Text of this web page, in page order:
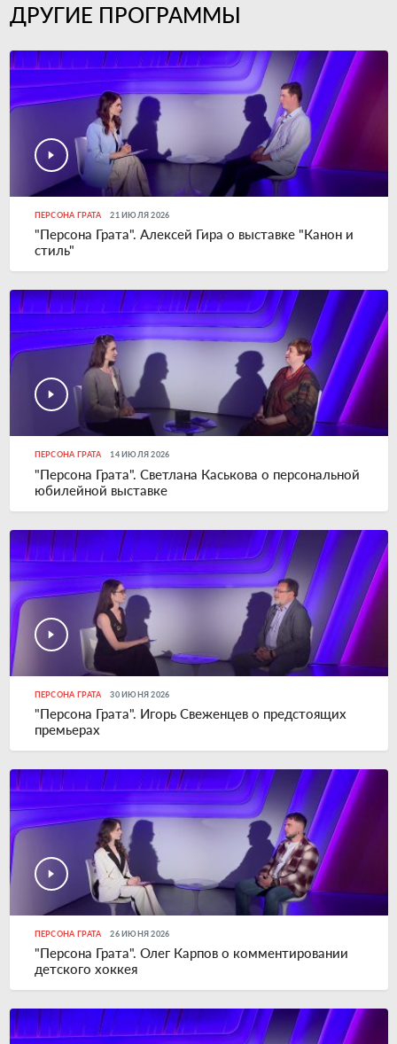
ДРУГИЕ ПРОГРАММЫ
ПЕРСОНА ГРАТА 21 ИЮЛЯ 2026
"Персона Грата". Алексей Гира о выставке "Канон и
стиль"
ПЕРСОНА ГРАТА 14 ИЮЛЯ 2026
"Персона Грата". Светлана Каськова о персональной
юбилейной выставке
ПЕРСОНА ГРАТА 30 ИЮНЯ 2026
"Персона Грата". Игорь Свеженцев о предстоящих
премьерах
ПЕРСОНА ГРАТА 26 ИЮНЯ 2026
"Персона Грата". Олег Карпов о комментировании
детского хоккея